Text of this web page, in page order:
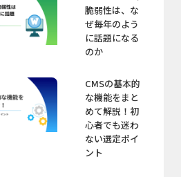
脆弱性は、な
ぜ毎年のよう
に話題になる
のか
CMSの基本的
な機能をまと
めて解説！初
心者でも迷わ
ない選定ポイ
ント